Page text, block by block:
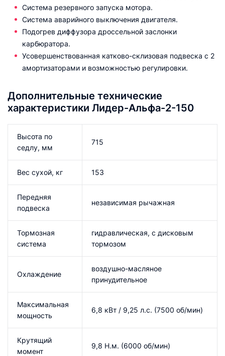
Система резервного запуска мотора.
Система аварийного выключения двигателя.
Подогрев диффузора дроссельной заслонки
карбюратора.
Усовершенствованная катково-склизовая подвеска с 2
амортизаторами и возможностью регулировки.
Дополнительные технические
характеристики Лидер-Альфа-2-150
Высота по
седлу, мм
715
Вес сухой, кг 153
Передняя
подвеска
независимая рычажная
Тормозная
система
гидравлическая, с дисковым
тормозом
Охлаждение
воздушно-масляное
принудительное
Максимальная
мощность
6,8 кВт / 9,25 л.с. (7500 об/мин)
Крутящий
момент
9,8 Н.м. (6000 об/мин)